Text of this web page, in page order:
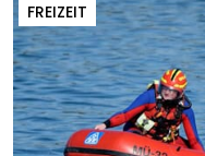
FREIZEIT